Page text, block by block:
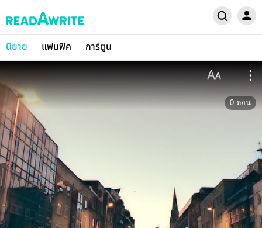
นิยาย แฟนฟิค การ์ตูน
0 ตอน